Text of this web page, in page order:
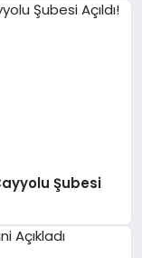
Şubesi